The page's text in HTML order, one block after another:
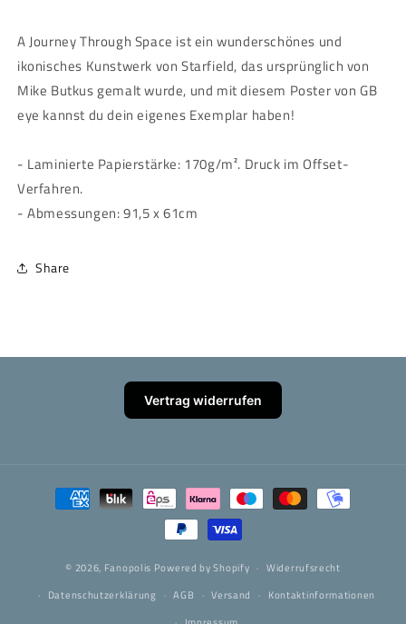
A Journey Through Space ist ein wunderschönes und
ikonisches Kunstwerk von Starfield, das ursprünglich von
Mike Butkus gemalt wurde, und mit diesem Poster von GB
eye kannst du dein eigenes Exemplar haben!
- Laminierte Papierstärke: 170g/m². Druck im Offset-
Verfahren.
- Abmessungen: 91,5 x 61cm
Share
Vertrag widerrufen
Zahlungsmethoden
© 2026, Fanopolis Powered by Shopify
Widerrufsrecht
Datenschutzerklärung
AGB Versand
Kontaktinformationen